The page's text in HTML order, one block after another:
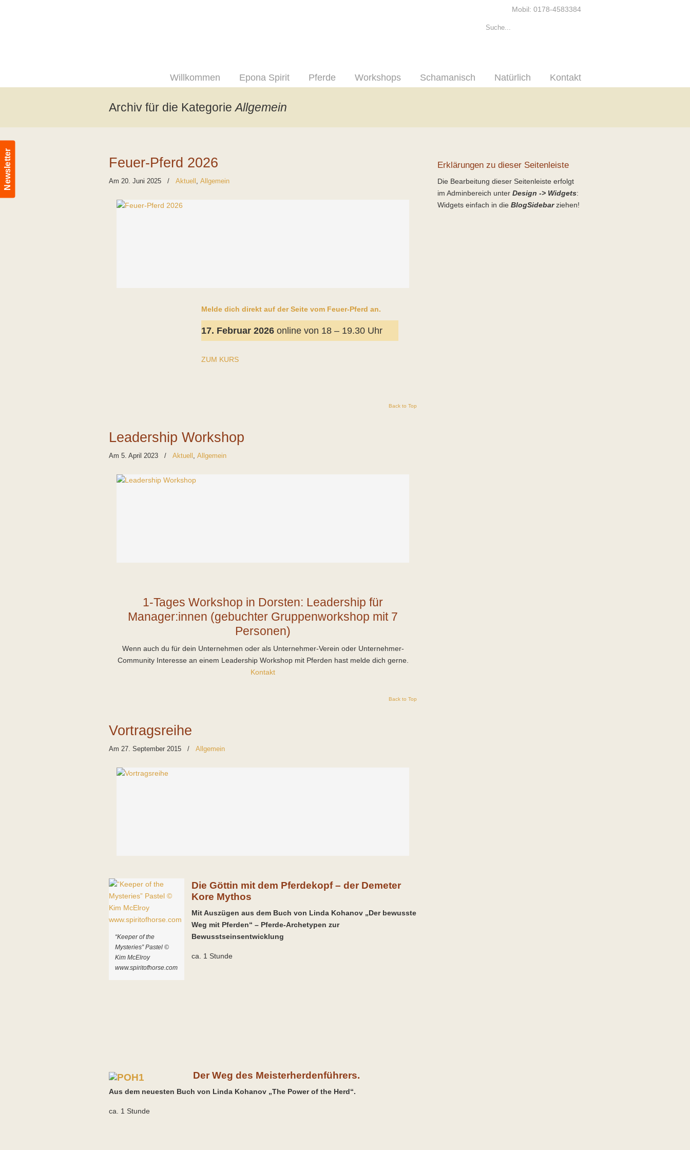
Newsletter
Mobil: 0178-4583384
Willkommen Epona Spirit Pferde Workshops Schamanisch Natürlich Kontakt
Archiv für die KategorieAllgemein
Feuer-Pferd 2026
Am 20. Juni 2025 / Aktuell , Allgemein
Melde dich direkt auf der Seite vom Feuer-Pferd an.
17. Februar 2026online von 18 – 19.30 Uhr
ZUM KURS
Back to Top
Leadership Workshop
Am 5. April 2023 / Aktuell , Allgemein
1-Tages Workshop in Dorsten: Leadership für
Manager:innen (gebuchter Gruppenworkshop mit 7
Personen)
Wenn auch du für dein Unternehmen oder als Unternehmer-Verein oder Unternehmer-
Community Interesse an einem Leadership Workshop mit Pferden hast melde dich gerne.
Kontakt
Back to Top
Vortragsreihe
Am 27. September 2015 / Allgemein
“Keeper of the
Mysteries” Pastel ©
Kim McElroy
www.spiritofhorse.com
Die Göttin mit dem Pferdekopf – der Demeter
Kore Mythos
Mit Auszügen aus dem Buch von Linda Kohanov „Der bewusste
Weg mit Pferden“ – Pferde-Archetypen zur
Bewusstseinsentwicklung
ca. 1 Stunde
Der Weg des Meisterherdenführers.
Aus dem neuesten Buch von Linda Kohanov „The Power of the Herd“.
ca. 1 Stunde
Erklärungen zu dieser Seitenleiste
Die Bearbeitung dieser Seitenleiste erfolgt
im Adminbereich unter Design -> Widgets:
Widgets einfach in die BlogSidebarziehen!